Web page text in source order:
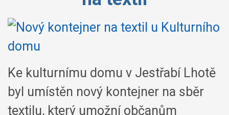
Ke kulturnímu domu v Jestřabí Lhotě
byl umístěn nový kontejner na sběr
textilu, který umožní občanům